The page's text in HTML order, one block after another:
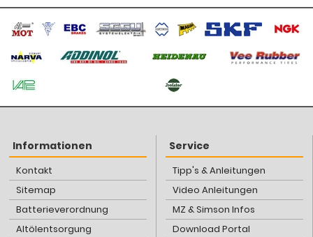
Informationen
Kontakt
Sitemap
Batterieverordnung
Altölentsorgung
Service
Tipp's & Anleitungen
Video Anleitungen
MZ & Simson Infos
Download Portal